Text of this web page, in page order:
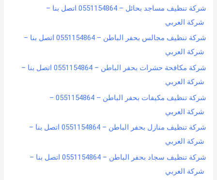
شركة تنظيف مساجد بحائل – 0551154864 اتصل بنا –
شركة العربي
شركة تنظيف مجالس بحفر الباطن – 0551154864 اتصل بنا –
شركة العربي
شركة مكافحة حشرات بحفر الباطن – 0551154864 اتصل بنا –
شركة العربي
شركة تنظيف مكيفات بحفر الباطن – 0551154864 –
شركة العربي
شركة تنظيف منازل بحفر الباطن – 0551154864 اتصل بنا –
شركة العربي
شركة تنظيف سجاد بحفر الباطن – 0551154864 اتصل بنا –
شركة العربي